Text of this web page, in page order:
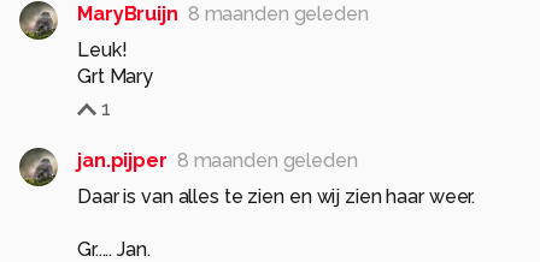
MaryBruijn 8 maanden geleden
Leuk!
Grt Mary
1
jan.pijper 8 maanden geleden
Daar is van alles te zien en wij zien haar weer.
Gr..... Jan.